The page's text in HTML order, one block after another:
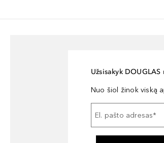
Užsisakyk
Nuo šiol žinok viską
El. pašto adresas*